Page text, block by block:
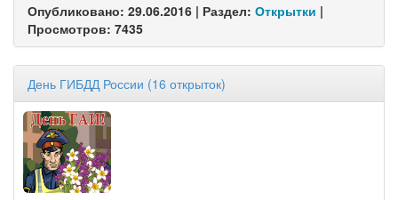
Опубликовано: 29.06.2016 | Раздел: Открытки |
Просмотров: 7435
День ГИБДД России (16 открыток)